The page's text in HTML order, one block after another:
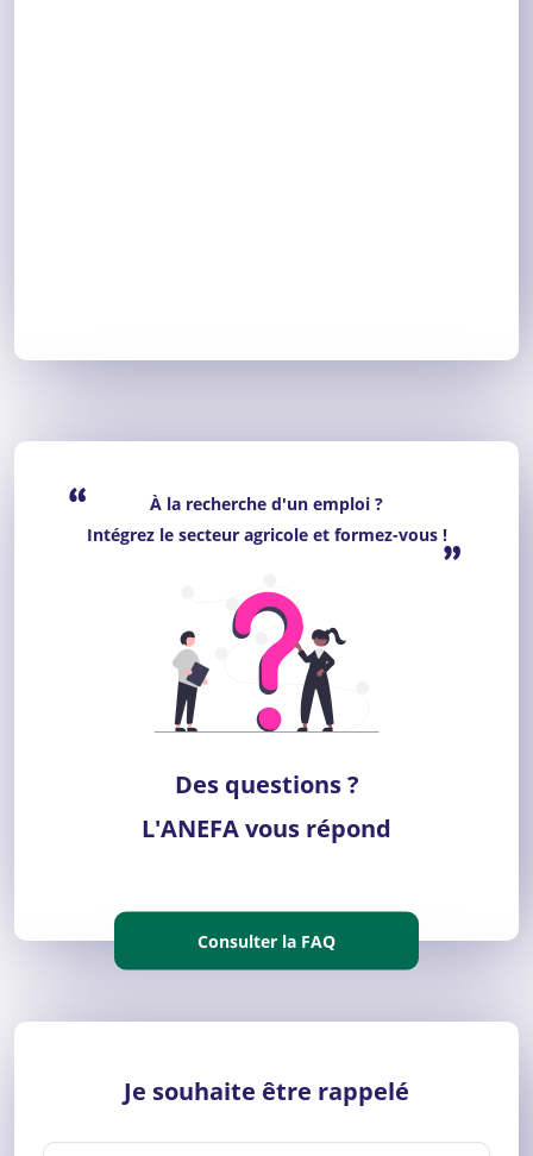
“
À la recherche d'un emploi ?
Intégrez le secteur agricole et formez-vous !”
Des questions ?
L'ANEFA vous répond
Consulter la FAQ
Je souhaite être rappelé